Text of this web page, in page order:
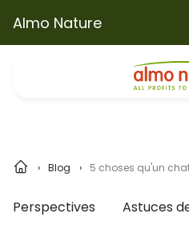
Almo Nature
Blog 5 choses qu'un
Perspectives Astuces